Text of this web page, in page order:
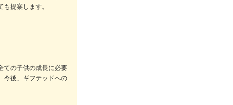
提案します。
ての子供の成長に必要
今後、ギフテッドへの